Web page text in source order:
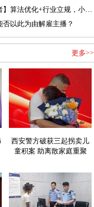
【聚焦新就业形态劳动者】算法优化+行业立规，小哥奔波之路能否更安稳？
以此为由解雇主播？
更多>>
西安警方破获三起拐卖儿
童积案 助离散家庭重聚